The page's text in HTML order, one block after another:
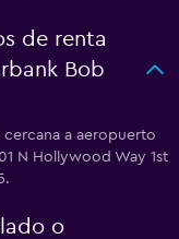
de renta
Bob
cercana a aeropuerto
N Hollywood Way 1st
o